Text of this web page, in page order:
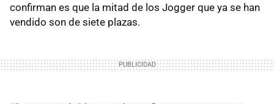
confirman es que la mitad de los Jogger que ya se han
vendido son de siete plazas.